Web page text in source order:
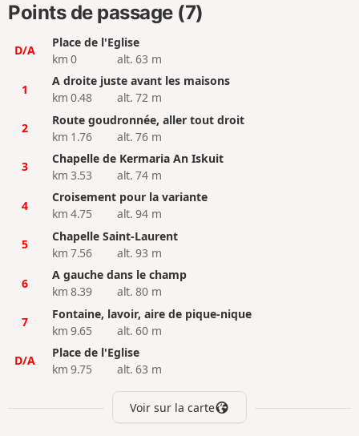
Points de passage (7)
D/A
Place de l'Eglise
km 0
alt. 63 m
1
A droite juste avant les maisons
km 0.48
alt. 72 m
2
Route goudronnée, aller tout droit
km 1.76
alt. 76 m
3
Chapelle de Kermaria An Iskuit
km 3.53
alt. 74 m
4
Croisement pour la variante
km 4.75
alt. 94 m
5
Chapelle Saint-Laurent
km 7.56
alt. 93 m
6
A gauche dans le champ
km 8.39
alt. 80 m
7
Fontaine, lavoir, aire de pique-nique
km 9.65
alt. 60 m
D/A
Place de l'Eglise
km 9.75
alt. 63 m
Voir sur la carte